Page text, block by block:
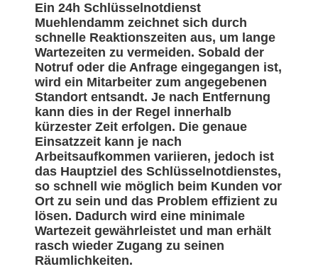
Ein 24h Schlüsselnotdienst
Muehlendamm zeichnet sich durch
schnelle Reaktionszeiten aus, um lange
Wartezeiten zu vermeiden. Sobald der
Notruf oder die Anfrage eingegangen ist,
wird ein Mitarbeiter zum angegebenen
Standort entsandt. Je nach Entfernung
kann dies in der Regel innerhalb
kürzester Zeit erfolgen. Die genaue
Einsatzzeit kann je nach
Arbeitsaufkommen variieren, jedoch ist
das Hauptziel des Schlüsselnotdienstes,
so schnell wie möglich beim Kunden vor
Ort zu sein und das Problem effizient zu
lösen. Dadurch wird eine minimale
Wartezeit gewährleistet und man erhält
rasch wieder Zugang zu seinen
Räumlichkeiten.